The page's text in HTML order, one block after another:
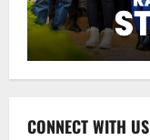
CONNECT WITH US